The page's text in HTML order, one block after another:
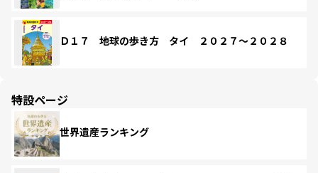
Ｄ１７ 地球の歩き方 タイ ２０２７～２０２８
特設ページ
世界遺産ランキング